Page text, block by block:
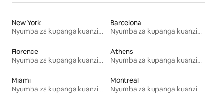
New York
Nyumba za kupanga kuanzia mwezi mmoja
Barcelona
Nyumba za kupanga kuanzia mwezi mmoja
Florence
Nyumba za kupanga kuanzia mwezi mmoja
Athens
Nyumba za kupanga kuanzia mwezi mmoja
Miami
Nyumba za kupanga kuanzia mwezi mmoja
Montreal
Nyumba za kupanga kuanzia mwezi mmoja